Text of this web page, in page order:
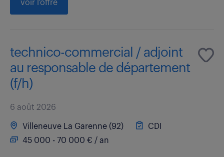
voir l'offre
technico-commercial / adjoint
au responsable de département
(f/h)
6 août 2026
Villeneuve La Garenne (92)
CDI
45 000 - 70 000 € / an